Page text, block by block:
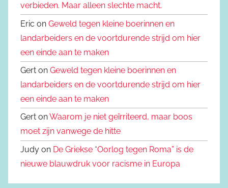
verbieden. Maar alleen slechte macht.
Eric on Geweld tegen kleine boerinnen en
landarbeiders en de voortdurende strijd om hier
een einde aan te maken
Gert on Geweld tegen kleine boerinnen en
landarbeiders en de voortdurende strijd om hier
een einde aan te maken
Gert onWaarom je niet geïrriteerd, maar boos
moet zijn vanwege de hitte
Judy on De Griekse “Oorlog tegen Roma” is de
nieuwe blauwdruk voor racisme in Europa